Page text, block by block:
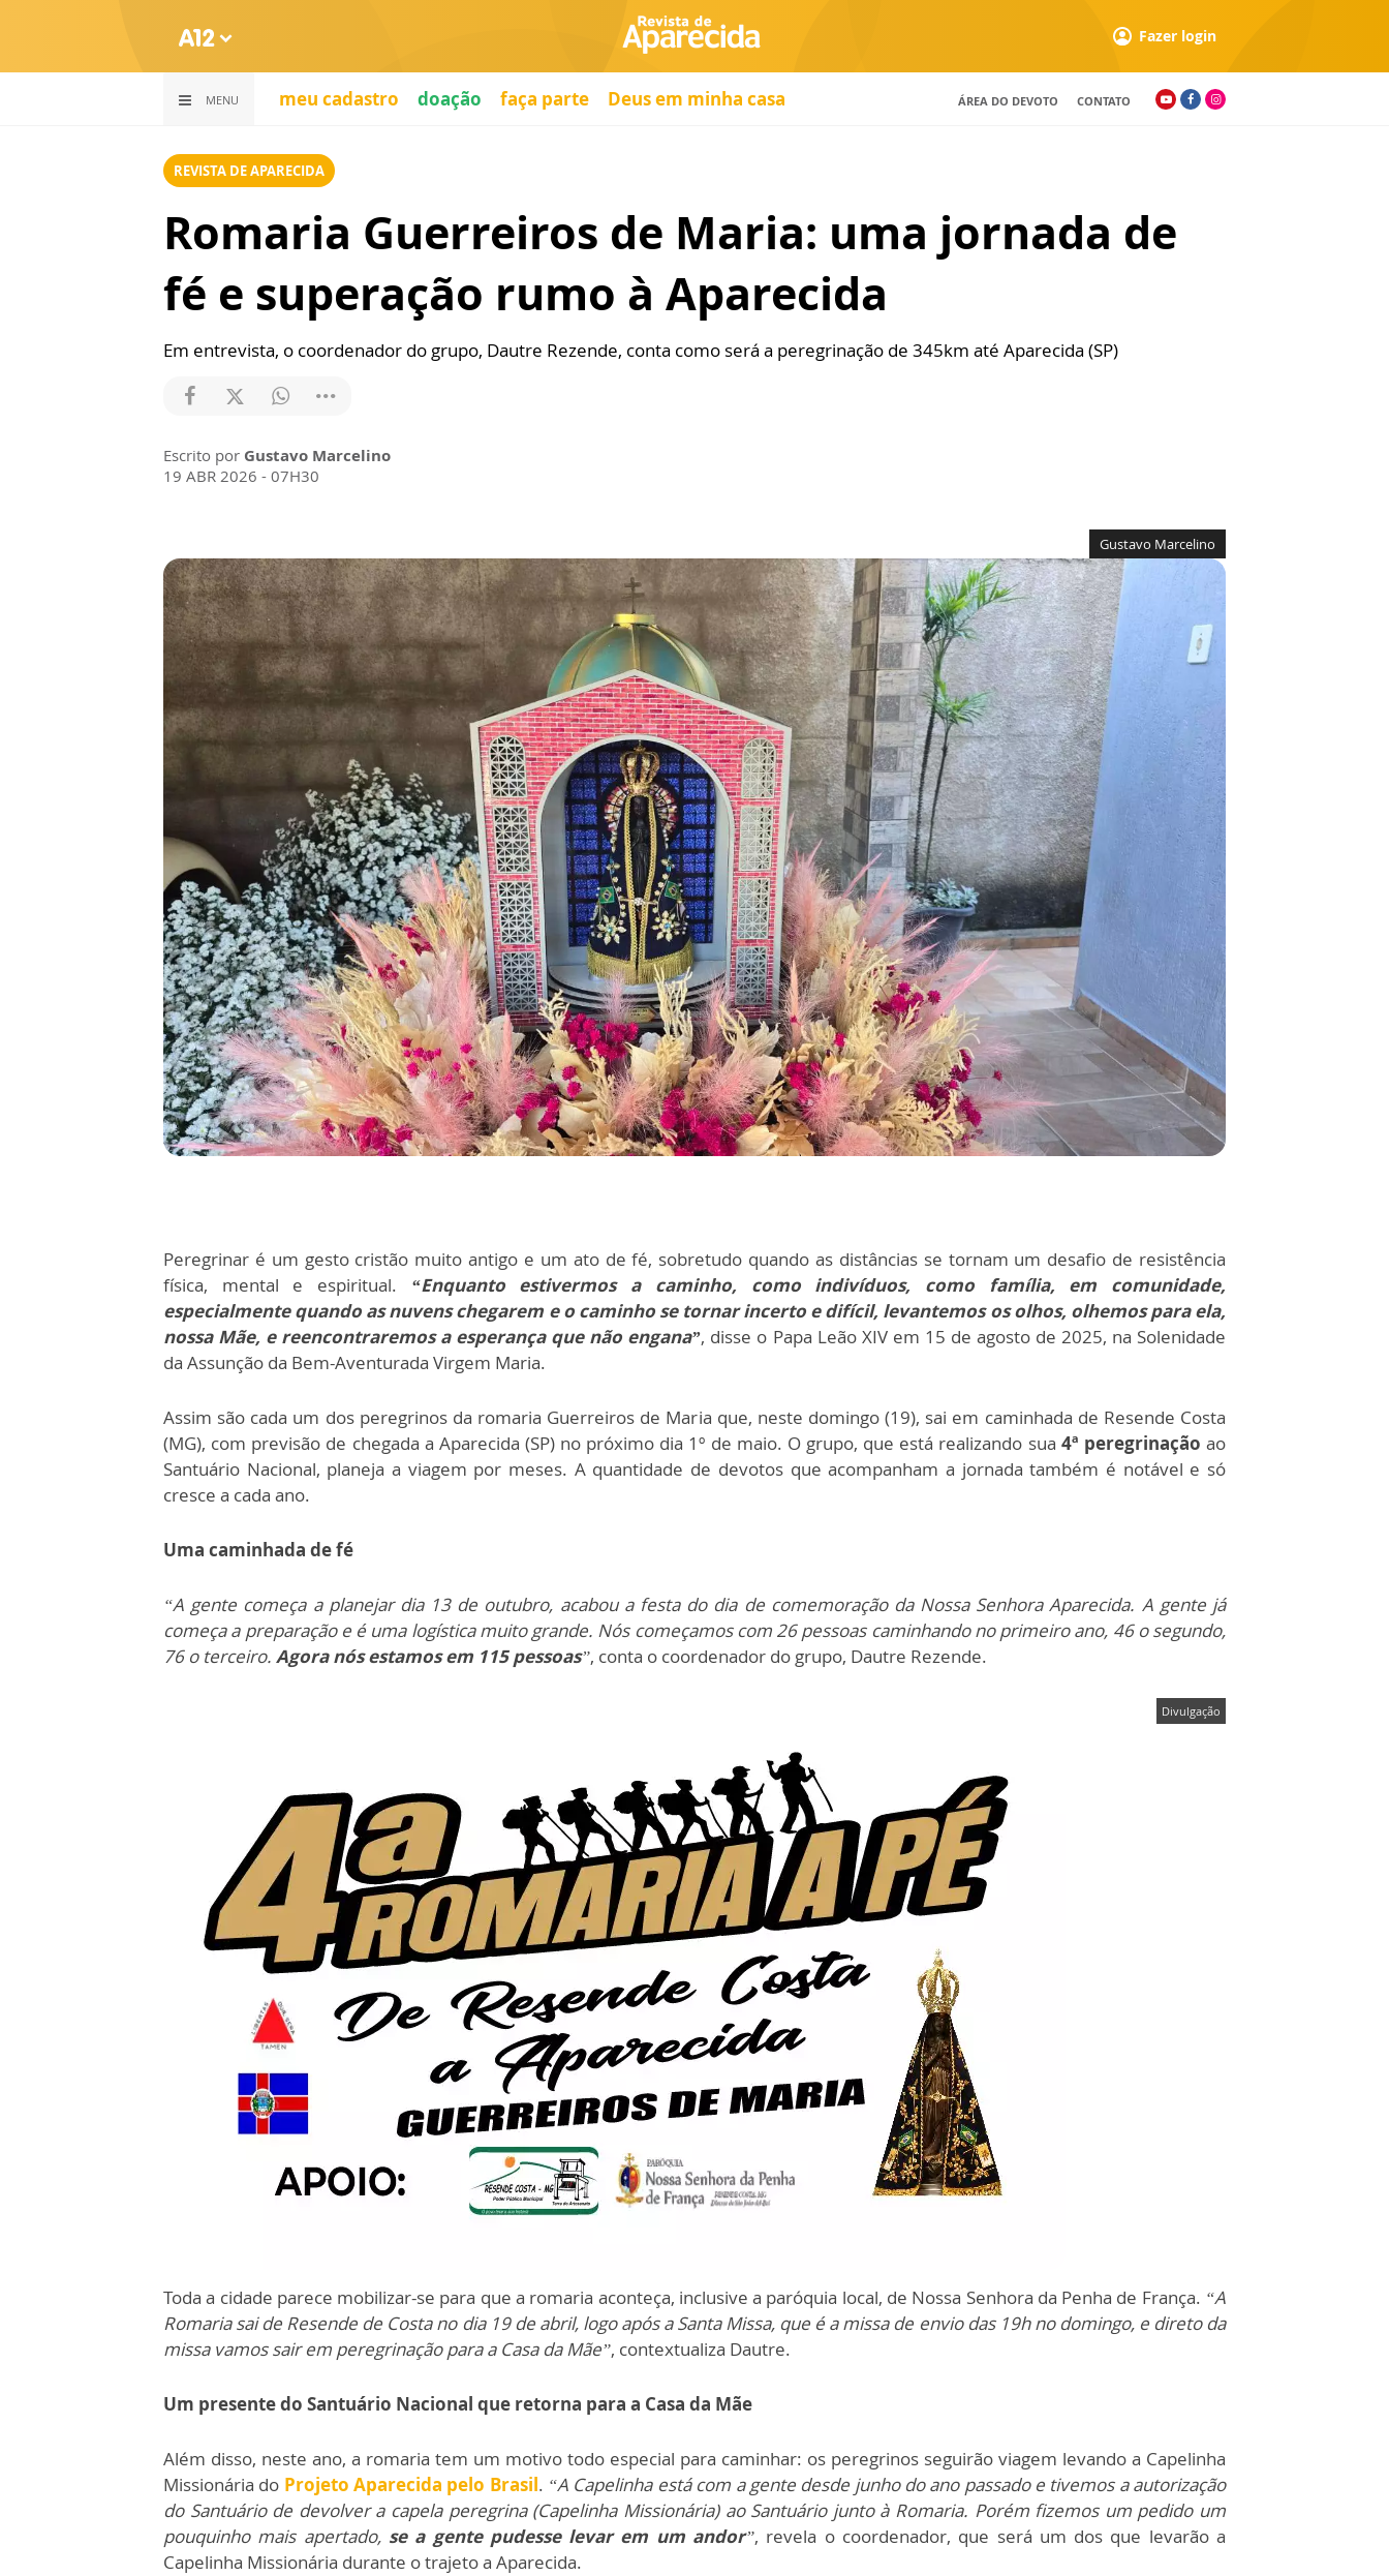
Fazer login
MENU meu cadastro doação faça parte Deus em minha casa ÁREA DO DEVOTO CONTATO
REVISTA DE APARECIDA
Romaria Guerreiros de Maria: uma jornada de
fé e superação rumo à Aparecida
Em entrevista, o coordenador do grupo, Dautre Rezende, conta como será a peregrinação de 345km até Aparecida (SP)
Escrito por Gustavo Marcelino
19 ABR 2026 - 07H30
Gustavo Marcelino
Peregrinar é um gesto cristão muito antigo e um ato de fé, sobretudo quando as distâncias se tornam um desafio de resistência
física, mental e espiritual. “Enquanto estivermos a caminho, como indivíduos, como família, em comunidade,
especialmente quando as nuvens chegarem e o caminho se tornar incerto e difícil, levantemos os olhos, olhemos para ela,
nossa Mãe, e reencontraremos a esperança que não engana”, disse o Papa Leão XIV em 15 de agosto de 2025, na Solenidade
da Assunção da Bem-Aventurada Virgem Maria.
Assim são cada um dos peregrinos da romaria Guerreiros de Maria que, neste domingo (19), sai em caminhada de Resende Costa
(MG), com previsão de chegada a Aparecida (SP) no próximo dia 1º de maio. O grupo, que está realizando sua 4ª peregrinação ao
Santuário Nacional, planeja a viagem por meses. A quantidade de devotos que acompanham a jornada também é notável e só
cresce a cada ano.
Uma caminhada de fé
“A gente começa a planejar dia 13 de outubro, acabou a festa do dia de comemoração da Nossa Senhora Aparecida. A gente já
começa a preparação e é uma logística muito grande. Nós começamos com 26 pessoas caminhando no primeiro ano, 46 o segundo,
76 o terceiro. Agora nós estamos em 115 pessoas”, conta o coordenador do grupo, Dautre Rezende.
Divulgação
Toda a cidade parece mobilizar-se para que a romaria aconteça, inclusive a paróquia local, de Nossa Senhora da Penha de França. “A
Romaria sai de Resende de Costa no dia 19 de abril, logo após a Santa Missa, que é a missa de envio das 19h no domingo, e direto da
missa vamos sair em peregrinação para a Casa da Mãe”, contextualiza Dautre.
Um presente do Santuário Nacional que retorna para a Casa da Mãe
Além disso, neste ano, a romaria tem um motivo todo especial para caminhar: os peregrinos seguirão viagem levando a Capelinha
Missionária do Projeto Aparecida pelo Brasil. “A Capelinha está com a gente desde junho do ano passado e tivemos a autorização
do Santuário de devolver a capela peregrina (Capelinha Missionária) ao Santuário junto à Romaria. Porém fizemos um pedido um
pouquinho mais apertado, se a gente pudesse levar em um andor”, revela o coordenador, que será um dos que levarão a
Capelinha Missionária durante o trajeto a Aparecida.